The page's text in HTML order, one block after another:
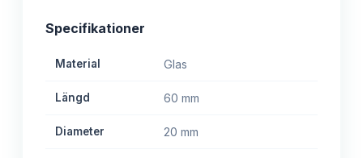
Specifikationer
Material Glas
Längd 60 mm
Diameter 20 mm